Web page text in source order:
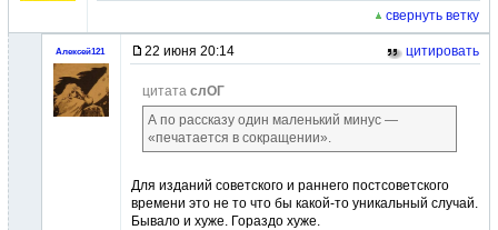
свернуть ветку
Алексей121 22 июня 20:14 цитировать
цитата слОГ
А по рассказу один маленький минус —
«печатается в сокращении».
Для изданий советского и раннего постсоветского
времени это не то что бы какой-то уникальный случай.
Бывало и хуже. Гораздо хуже.